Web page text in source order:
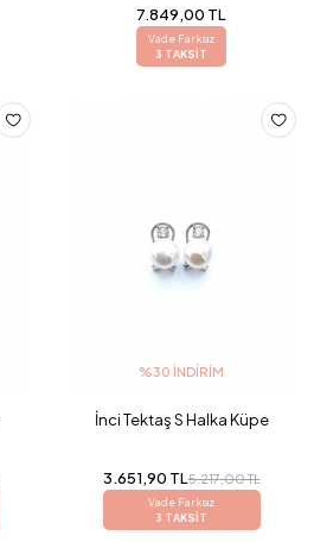
7.849,00 TL
Vade Farksız
3 TAKSİT
%30 İNDIRIM
İnci Tektaş S Halka Küpe
3.651,90 TL5.217,00 TL
Vade Farksız
3 TAKSİT